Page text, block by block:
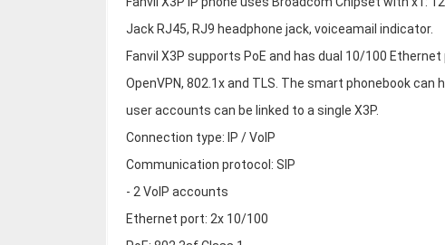
Jack RJ45, RJ9 headphone jack, voiceamail indicator.
Fanvil X3P supports PoE and has dual 10/100
OpenVPN, 802.1x and TLS. The smart phonebook
user accounts can be linked to a single X3P.
Connection type: IP / VoIP
Communication protocol: SIP
- 2 VoIP accounts
Ethernet port: 2x 10/100